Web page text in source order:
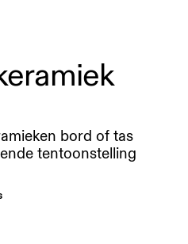
bord of tas
tentoonstelling